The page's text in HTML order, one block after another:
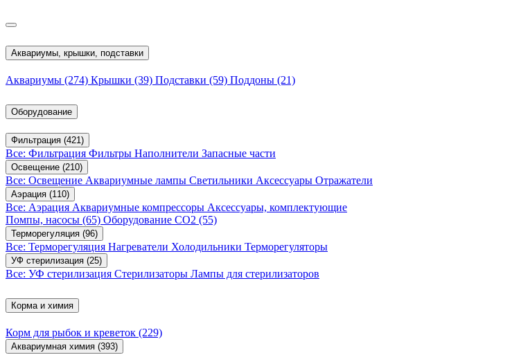
Аквариумы, крышки, подставки
Аквариумы (274) Крышки (39) Подставки (59) Поддоны (21)
Оборудование
Фильтрация (421)
Все: Фильтрация Фильтры Наполнители Запасные части
Освещение (210)
Все: Освещение Аквариумные лампы Светильники Аксессуары Отражатели
Аэрация (110)
Все: Аэрация Аквариумные компрессоры Аксессуары, комплектующие
Помпы, насосы (65) Оборудование CO2 (55)
Терморегуляция (96)
Все: Терморегуляция Нагреватели Холодильники Терморегуляторы
УФ стерилизация (25)
Все: УФ стерилизация Стерилизаторы Лампы для стерилизаторов
Корма и химия
Корм для рыбок и креветок (229)
Аквариумная химия (393)